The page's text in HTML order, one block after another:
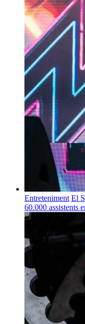
Entreteniment El
60.000 assistents